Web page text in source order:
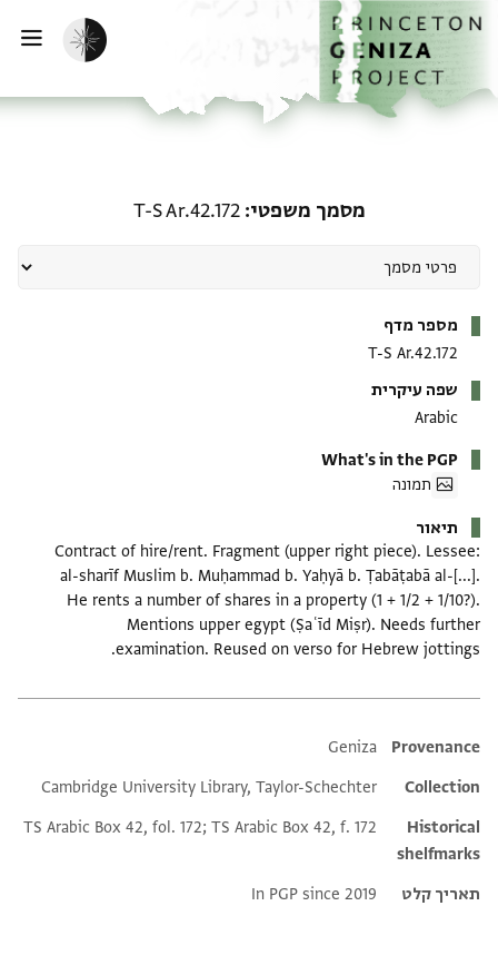
לתוכןהבית
הפעלת מצב כהה
מסמך משפטי T-S Ar.42.172
מספר מדף
T-S Ar.42.172
שפה עיקרית
Arabic
What's in the PGP
תמונה
תיאור
Contract of hire/rent. Fragment (upper right piece). Lessee:
al-sharīf Muslim b. Muḥammad b. Yaḥyā b. Ṭabāṭabā al-[...].
He rents a number of shares in a property (1 + 1/2 + 1/10?).
Mentions upper egypt (Ṣaʿīd Miṣr). Needs further
examination. Reused on verso for Hebrew jottings.
Additional metadata
Provenance
Geniza
Collection
Cambridge University Library, Taylor-Schechter
Historical
shelfmarks
TS Arabic Box 42, fol. 172; TS Arabic Box 42, f. 172
תאריך קלט In PGP since 2019